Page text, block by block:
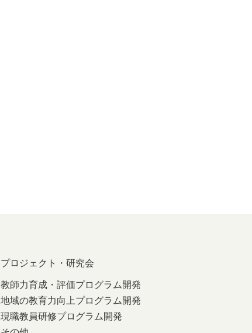
プロジェクト・研究会
教師力育成・評価プログラム開発
地域の教育力向上プログラム開発
現職教員研修プログラム開発